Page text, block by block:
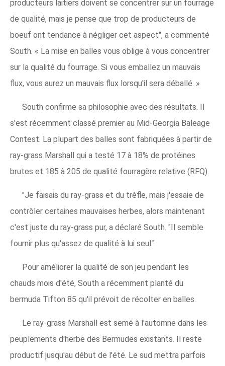
producteurs laitiers doivent se concentrer sur un fourrage
de qualité, mais je pense que trop de producteurs de
boeuf ont tendance à négliger cet aspect", a commenté
South. « La mise en balles vous oblige à vous concentrer
sur la qualité du fourrage. Si vous emballez un mauvais
flux, vous aurez un mauvais flux lorsqu'il sera déballé. »
South confirme sa philosophie avec des résultats. Il
s'est récemment classé premier au Mid-Georgia Baleage
Contest. La plupart des balles sont fabriquées à partir de
ray-grass Marshall qui a testé 17 à 18% de protéines
brutes et 185 à 205 de qualité fourragère relative (RFQ).
"Je faisais du ray-grass et du trèfle, mais j'essaie de
contrôler certaines mauvaises herbes, alors maintenant
c'est juste du ray-grass pur, a déclaré South. "Il semble
fournir plus qu'assez de qualité à lui seul."
Pour améliorer la qualité de son jeu pendant les
chauds mois d'été, South a récemment planté du
bermuda Tifton 85 qu'il prévoit de récolter en balles.
Le ray-grass Marshall est semé à l'automne dans les
peuplements d'herbe des Bermudes existants. Il reste
productif jusqu'au début de l'été. Le sud mettra parfois